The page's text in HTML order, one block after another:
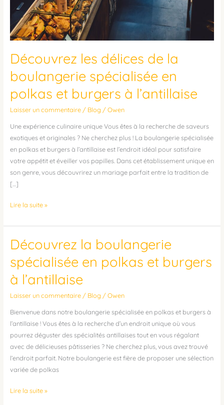
Découvrez les délices de la
boulangerie spécialisée en
polkas et burgers à l’antillaise
Laisser un commentaire / Blog /Owen
Une expérience culinaire unique Vous êtes à la recherche de saveurs
exotiques et originales ? Ne cherchez plus ! La boulangerie spécialisée
en polkas et burgers à l’antillaise est l’endroit idéal pour satisfaire
votre appétit et éveiller vos papilles. Dans cet établissement unique en
son genre, vous découvrirez un mariage parfait entre la tradition de
[…]
Lire la suite »
Découvrez la boulangerie
spécialisée en polkas et burgers
à l’antillaise
Laisser un commentaire / Blog /Owen
Bienvenue dans notre boulangerie spécialisée en polkas et burgers à
l’antillaise ! Vous êtes à la recherche d’un endroit unique où vous
pourrez déguster des spécialités antillaises tout en vous régalant
avec de délicieuses pâtisseries ? Ne cherchez plus, vous avez trouvé
l’endroit parfait. Notre boulangerie est fière de proposer une sélection
variée de polkas
Découvrez
boulangerie
spécialisée
en
polkas
et
burgers
à
l’antillaise
Lire la suite »